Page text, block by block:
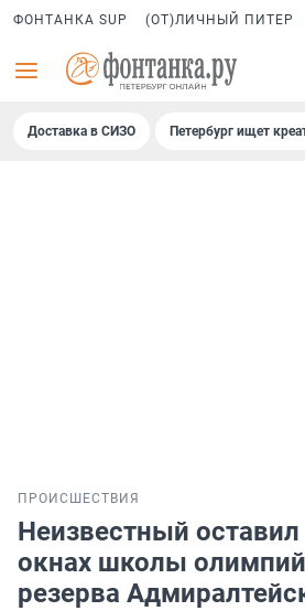
ФОНТАНКА SUP (ОТ)ЛИЧНЫЙ ПИТЕР
Доставка в СИЗО Петербург ищет
ПРОИСШЕСТВИЯ
Неизвестный
окнах школы
резерва